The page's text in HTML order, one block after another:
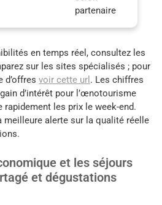
partenaire
en temps réel, consultez les
sur les sites spécialisés ; pour
d’offres voir cette url . Les chiffres
d’intérêt pour l’œnotourisme
rapidement les prix le week-end.
meilleure alerte sur la qualité réelle
et les séjours
et dégustations